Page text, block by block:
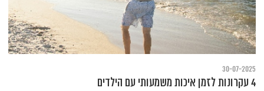
30-07-2025
4 עקרונות לזמן איכות משמעותי עם הילדים